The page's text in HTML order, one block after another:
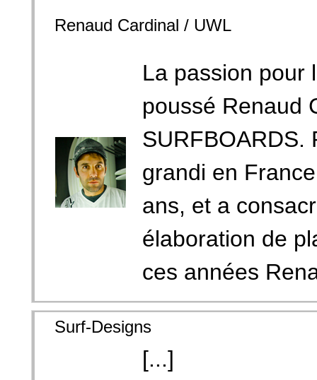
Renaud Cardinal / UWL
La passion pour
poussé Renaud
SURFBOARDS.
grandi en
ans, et a
élaboration de
ces années
Surf-Designs
[...]